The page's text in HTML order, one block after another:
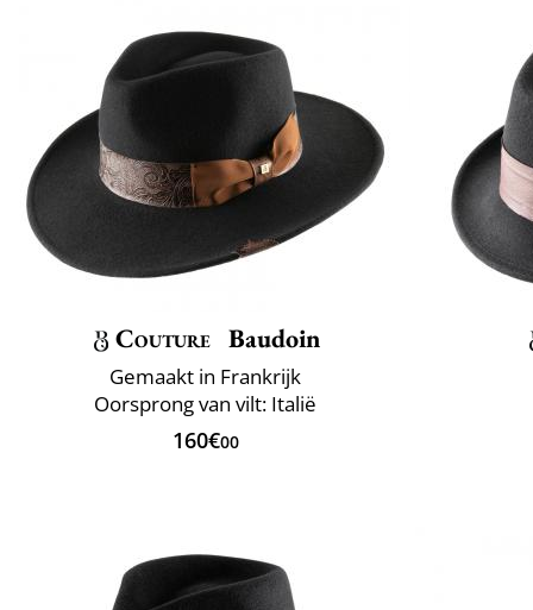
Couture Baudoin
Gemaakt in Frankrijk
Oorsprong van vilt: Italië
160€00